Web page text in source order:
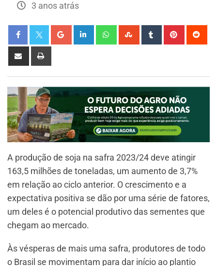
3 anos atrás
A produção de soja na safra 2023/24 deve atingir
163,5 milhões de toneladas, um aumento de 3,7%
em relação ao ciclo anterior. O crescimento e a
expectativa positiva se dão por uma série de fatores,
um deles é o potencial produtivo das sementes que
chegam ao mercado.
Às vésperas de mais uma safra, produtores de todo
o Brasil se movimentam para dar início ao plantio